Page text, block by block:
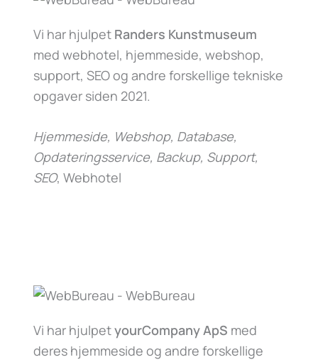
Vi har hjulpet Randers Kunstmuseum
med webhotel, hjemmeside, webshop,
support, SEO og andre forskellige tekniske
opgaver siden 2021.
Hjemmeside, Webshop, Database,
Opdateringsservice, Backup, Support,
SEO, Webhotel
Vi har hjulpetyourCompany ApS med
deres hjemmeside og andre forskellige